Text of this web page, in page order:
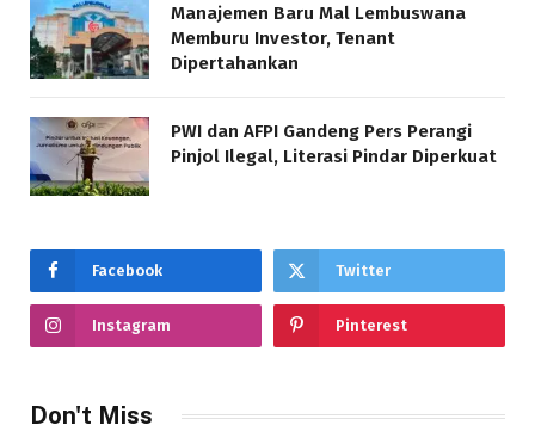
Manajemen Baru Mal Lembuswana
Memburu Investor, Tenant
Dipertahankan
PWI dan AFPI Gandeng Pers Perangi
Pinjol Ilegal, Literasi Pindar Diperkuat
Facebook Twitter
Instagram Pinterest
Don't Miss